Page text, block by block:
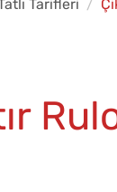
Tarifleri